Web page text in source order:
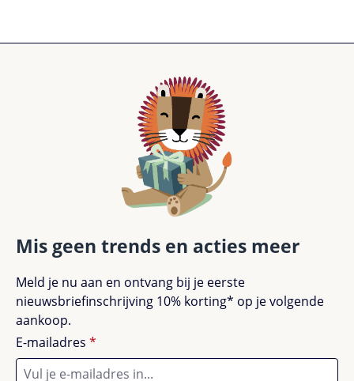
Mis geen trends en acties meer
Meld je nu aan en ontvang bij je eerste
nieuwsbriefinschrijving 10% korting* op je volgende
aankoop.
E-mailadres *